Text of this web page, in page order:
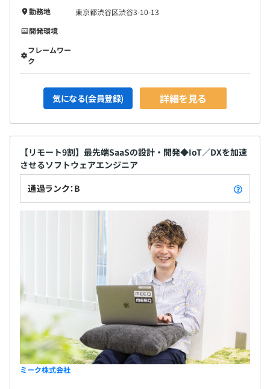
勤務地
東京都渋谷区渋谷3-10-13
開発環境
フレームワー
ク
気になる(会員登録) 詳細を見る
【リモート9割】最先端SaaSの設計・開発◆IoT／DXを加速
させるソフトウェアエンジニア
通過ランク：B
ミーク株式会社